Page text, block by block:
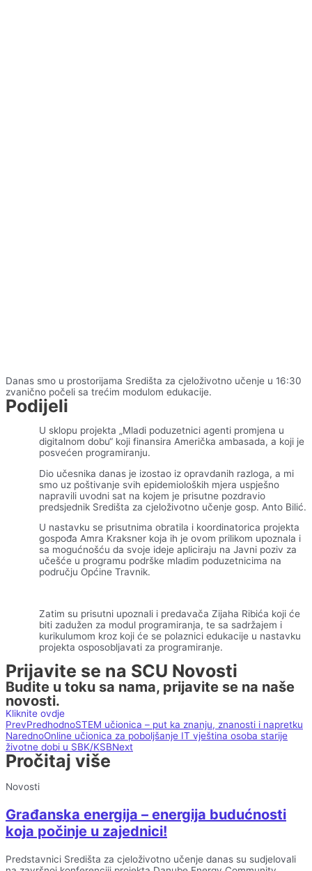
Danas smo u prostorijama Središta za cjeloživotno učenje u 16:30
zvanično počeli sa trećim modulom edukacije.
Podijeli
U sklopu projekta „Mladi poduzetnici agenti promjena u
digitalnom dobu“ koji finansira Američka ambasada, a koji je
posvećen programiranju.
Dio učesnika danas je izostao iz opravdanih razloga, a mi
smo uz poštivanje svih epidemioloških mjera uspješno
napravili uvodni sat na kojem je prisutne pozdravio
predsjednik Središta za cjeloživotno učenje gosp. Anto Bilić.
U nastavku se prisutnima obratila i koordinatorica projekta
gospođa Amra Kraksner koja ih je ovom prilikom upoznala i
sa mogućnošću da svoje ideje apliciraju na Javni poziv za
učešće u programu podrške mladim poduzetnicima na
području Općine Travnik.
Zatim su prisutni upoznali i predavača Zijaha Ribića koji će
biti zadužen za modul programiranja, te sa sadržajem i
kurikulumom kroz koji će se polaznici edukacije u nastavku
projekta osposobljavati za programiranje.
Prijavite se na SCU Novosti
Budite u toku sa nama, prijavite se na naše
novosti.
Kliknite ovdje
PrevPredhodnoSTEM učionica – put ka znanju, znanosti i napretku
NarednoOnline učionica za poboljšanje IT vještina osoba starije
životne dobi u SBK/KSBNext
Pročitaj više
Novosti
Građanska energija – energija budućnosti
koja počinje u zajednici!
Predstavnici Središta za cjeloživotno učenje danas su sudjelovali